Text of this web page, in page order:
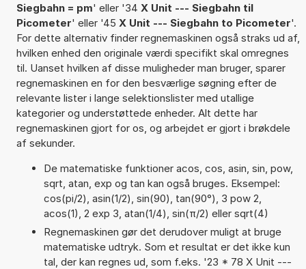
Siegbahn = pm' eller '34 X Unit --- Siegbahn til
Picometer' eller '45 X Unit --- Siegbahn to Picometer'.
For dette alternativ finder regnemaskinen også straks ud af,
hvilken enhed den originale værdi specifikt skal omregnes
til. Uanset hvilken af disse muligheder man bruger, sparer
regnemaskinen en for den besværlige søgning efter de
relevante lister i lange selektionslister med utallige
kategorier og understøttede enheder. Alt dette har
regnemaskinen gjort for os, og arbejdet er gjort i brøkdele
af sekunder.
De matematiske funktioner acos, cos, asin, sin, pow,
sqrt, atan, exp og tan kan også bruges. Eksempel:
cos(pi/2), asin(1/2), sin(90), tan(90°), 3 pow 2,
acos(1), 2 exp 3, atan(1/4), sin(π/2) eller sqrt(4)
Regnemaskinen gør det derudover muligt at bruge
matematiske udtryk. Som et resultat er det ikke kun
tal, der kan regnes ud, som f.eks. '23 * 78 X Unit ---